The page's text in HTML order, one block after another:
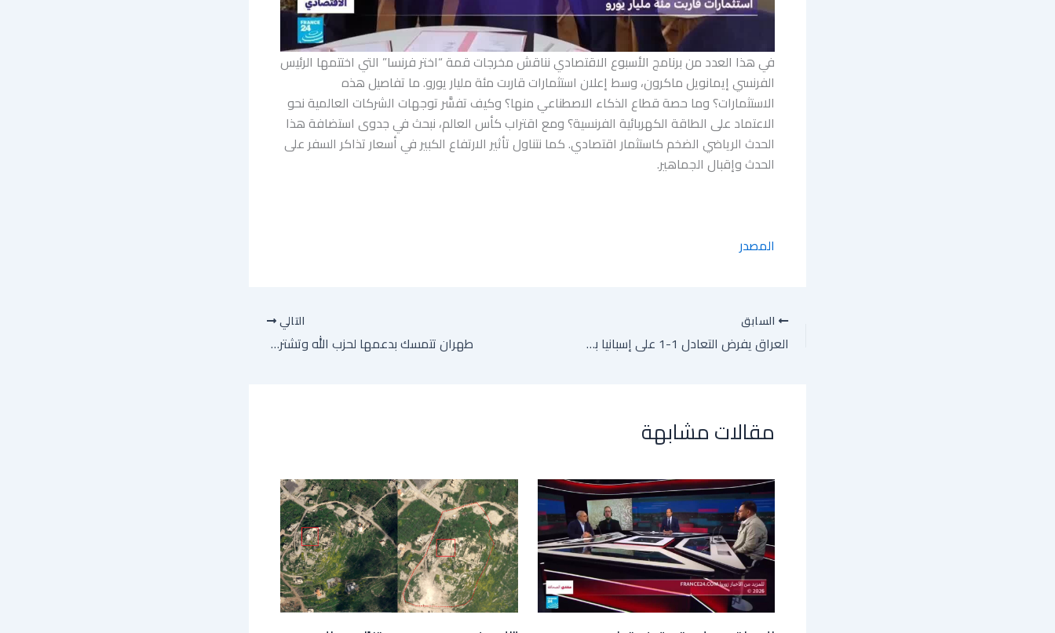
في هذا العدد من برنامج الأسبوع الاقتصادي نناقش مخرجات قمة “اختر فرنسا” التي اختتمها الرئيس
الفرنسي إيمانويل ماكرون، وسط إعلان استثمارات قاربت مئة مليار يورو. ما تفاصيل هذه
الاستثمارات؟ وما حصة قطاع الذكاء الاصطناعي منها؟ وكيف تفسَّر توجهات الشركات العالمية نحو
الاعتماد على الطاقة الكهربائية الفرنسية؟ ومع اقتراب كأس العالم، نبحث في جدوى استضافة هذا
الحدث الرياضي الضخم كاستثمار اقتصادي. كما نتناول تأثير الارتفاع الكبير في أسعار تذاكر السفر على
الحدث وإقبال الجماهير.
المصدر
السابق
العراق يفرض التعادل 1-1 على إسبانيا بطلة أوروبا في مباراة ودية قبل كأس العالم
التالي
طهران تتمسك بدعمها لحزب الله وتشترط وقف القتال في لبنان للتوصل لاتفاق مع الولايات المتحدة
مقالات مشابهة